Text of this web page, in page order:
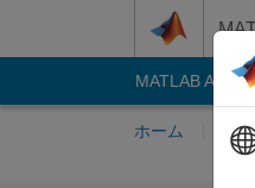
MATLAB
ホーム 質